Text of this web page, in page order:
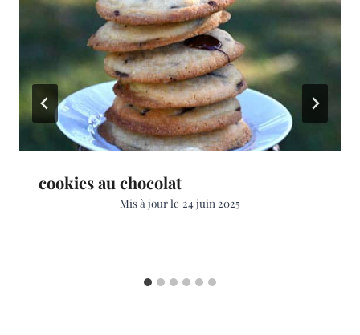
cookies au chocolat
Mis à jour le 24 juin 2025